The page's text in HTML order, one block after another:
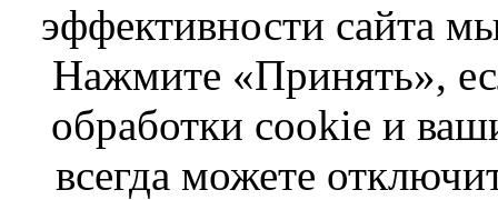
эффективности сайта
Нажмите «Принять»,
обработки cookie и
всегда можете